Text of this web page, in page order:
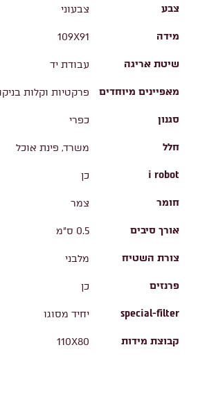
צבע צבעוני
מידה 109X91
שיטת אריגה עבודת יד
מאפיינים מיוחדים פרקטיות וקלות
סגנון כפרי
חלל משרד, פינת אוכל
i robot כן
חומר צמר
אורך סיבים 0.5 ס"מ
צורת השטיח מלבני
פרנזים כן
special-filter יחיד מסוגו
קבוצת מידות 110X80